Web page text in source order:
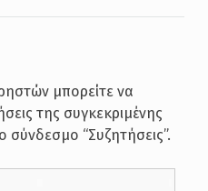
μπορείτε να
της συγκεκριμένης
σύνδεσμο “Συζητήσεις”.